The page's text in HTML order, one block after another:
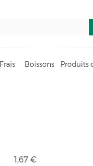
Frais Boissons Produits
Prix
1,67 €